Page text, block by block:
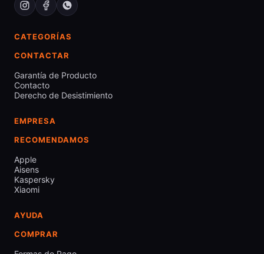
CATEGORÍAS
CONTACTAR
Garantía de Producto
Contacto
Derecho de Desistimiento
EMPRESA
RECOMENDAMOS
Apple
Aisens
Kaspersky
Xiaomi
AYUDA
COMPRAR